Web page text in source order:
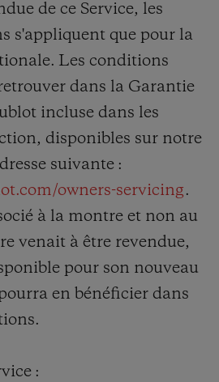
de ce Service, les
s'appliquent que pour la
Les conditions
dans la Garantie
incluse dans les
disponibles sur notre
suivante :
owners-servicing .
à la montre et non au
venait à être revendue,
pour son nouveau
en bénéficier dans
: